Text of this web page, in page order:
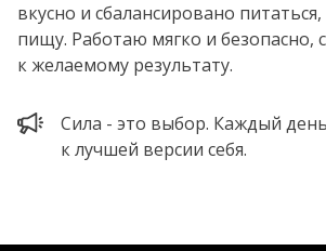
вкусно и сбалансировано
пищу. Работаю мягко и безопасно,
к желаемому результату.
Сила - это выбор. Каждый
к лучшей версии себя.